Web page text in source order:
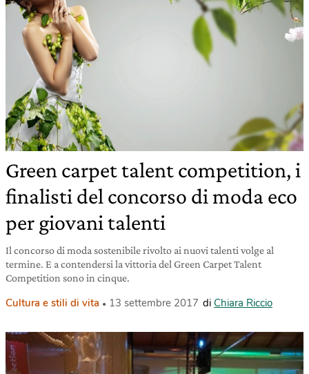
Green carpet talent competition, i
finalisti del concorso di moda eco
per giovani talenti
Il concorso di moda sostenibile rivolto ai nuovi talenti volge al
termine. E a contendersi la vittoria del Green Carpet Talent
Competition sono in cinque.
Cultura e stili di vita 13 settembre 2017 di Chiara Riccio